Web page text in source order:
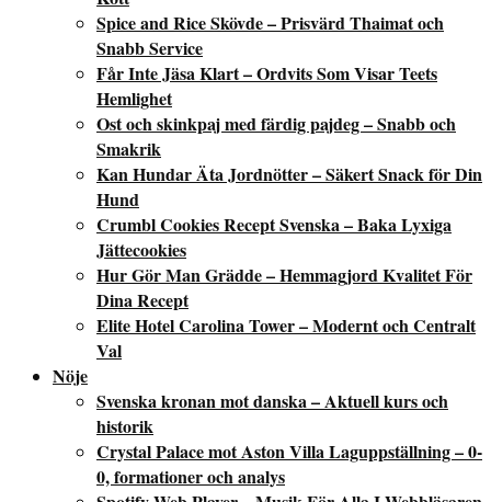
Spice and Rice Skövde – Prisvärd Thaimat och
Snabb Service
Får Inte Jäsa Klart – Ordvits Som Visar Teets
Hemlighet
Ost och skinkpaj med färdig pajdeg – Snabb och
Smakrik
Kan Hundar Äta Jordnötter – Säkert Snack för Din
Hund
Crumbl Cookies Recept Svenska – Baka Lyxiga
Jättecookies
Hur Gör Man Grädde – Hemmagjord Kvalitet För
Dina Recept
Elite Hotel Carolina Tower – Modernt och Centralt
Val
Nöje
Svenska kronan mot danska – Aktuell kurs och
historik
Crystal Palace mot Aston Villa Laguppställning – 0-
0, formationer och analys